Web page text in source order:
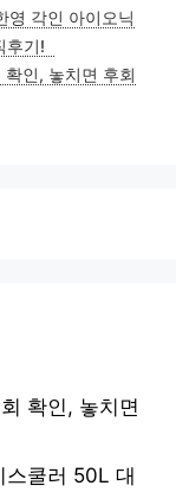
영 각인 아이오닉
후기!
인, 놓치면 후회
확인, 놓치면
스쿨러 50L 대